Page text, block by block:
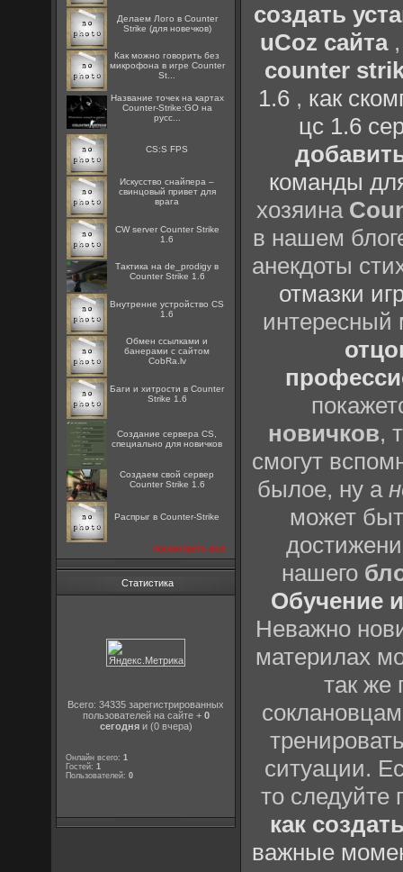
Делаем Лого в Counter
Strike (для новечков)
Как можно говорить без
микрофона в игре Counter
St...
Название точек на картах
Counter-Strike:GO на
русс...
CS:S FPS
Искусство снайпера –
свинцовый привет для
врага
CW server Counter Strike
1.6
Тактика на de_prodigy в
Counter Strike 1.6
Внутренне устройство CS
1.6
Oбмен ссылками и
банерами с сайтом
CobRa.lv
Баги и хитрости в Counter
Strike 1.6
Создание сервера CS,
специально для новичков
Создаем свой сервер
Counter Strike 1.6
Распрыг в Counter-Strike
посмотреть все
Статистика
Всего: 34335 зарегистрированных
пользователей на сайте + 0
сегодняи (0 вчера)
Онлайн всего:1
Гостей:1
Пользователей:0
создать
uCoz сайта
counter
1.6, как
цс 1.6
команды
хозяина
в нашем
анекдоты
отмазки
интересный
новичков,
смогут
былое, ну а
может
нашего
Обучение
Неважно
материлах
так же
ситуации.
то
как
важные